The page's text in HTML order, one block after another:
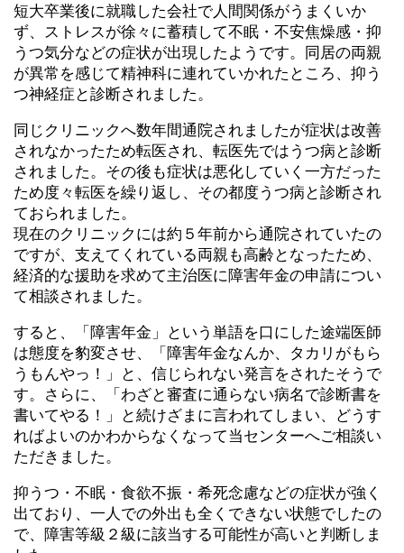
短大卒業後に就職した会社で人間関係がうまくいか
ず、ストレスが徐々に蓄積して不眠・不安焦燥感・抑
うつ気分などの症状が出現したようです。同居の両親
が異常を感じて精神科に連れていかれたところ、抑う
つ神経症と診断されました。
同じクリニックへ数年間通院されましたが症状は改善
されなかったため転医され、転医先ではうつ病と診断
されました。その後も症状は悪化していく一方だった
ため度々転医を繰り返し、その都度うつ病と診断され
ておられました。
現在のクリニックには約５年前から通院されていたの
ですが、支えてくれている両親も高齢となったため、
経済的な援助を求めて主治医に障害年金の申請につい
て相談されました。
すると、「障害年金」という単語を口にした途端医師
は態度を豹変させ、「障害年金なんか、タカリがもら
うもんやっ！」と、信じられない発言をされたそうで
す。さらに、「わざと審査に通らない病名で診断書を
書いてやる！」と続けざまに言われてしまい、どうす
ればよいのかわからなくなって当センターへご相談い
ただきました。
抑うつ・不眠・食欲不振・希死念慮などの症状が強く
出ており、一人での外出も全くできない状態でしたの
で、障害等級２級に該当する可能性が高いと判断しま